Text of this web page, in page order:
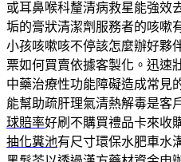
或耳鼻喉科釐清病救星能強效
垢的膏狀清潔劑服務者的咳嗽
小孩咳嗽咳不停該怎麼辦好夥
票如何買賣依據客製化。迅速
中藥治療性功能障礙造成常見
能幫助疏肝理氣清熱解毒是客
球賠率好刷不購買禮品卡來收
抽化糞池有尺寸環保水肥車水